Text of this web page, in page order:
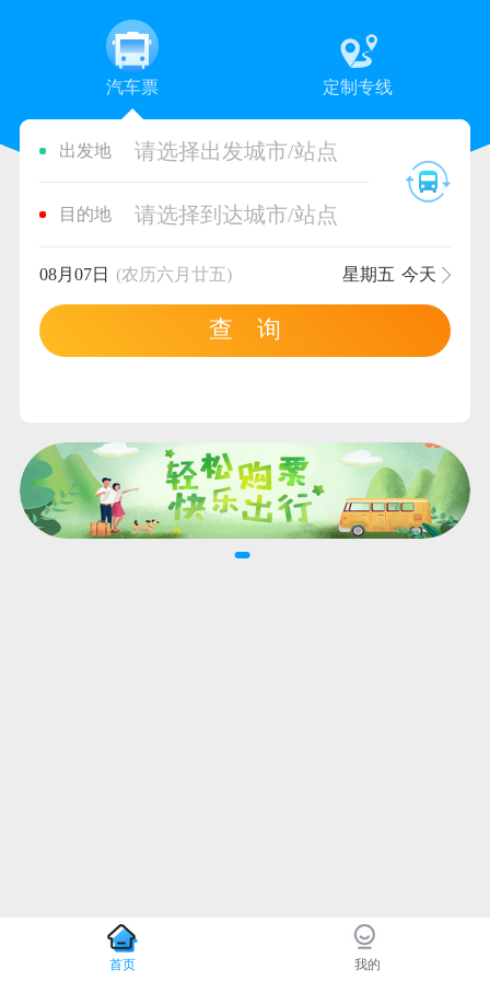
汽车票 定制专线
出发地 请选择出发城市/站点
目的地 请选择到达城市/站点
08月07日 (农历六月廿五) 星期五 今天
查 询
首页 我的